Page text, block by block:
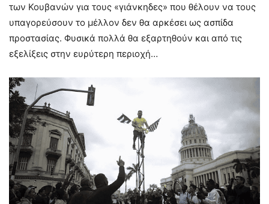
των Κουβανών για τους «γιάνκηδες» που θέλουν να τους
υπαγορεύσουν το μέλλον δεν θα αρκέσει ως ασπίδα
προστασίας. Φυσικά πολλά θα εξαρτηθούν και από τις
εξελίξεις στην ευρύτερη περιοχή…